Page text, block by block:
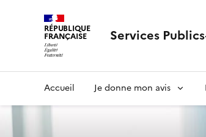
RÉPUBLIQUE
FRANÇAISE Services
principaleAccueil Je donne mon avis